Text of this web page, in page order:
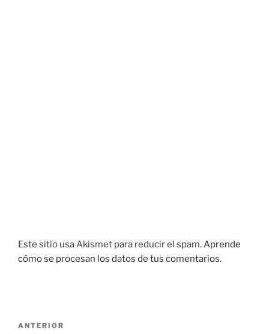
Este sitio usa Akismet para reducir el spam.Aprende
cómo se procesan los datos de tus comentarios.
Navegación
Entrada
ANTERIOR